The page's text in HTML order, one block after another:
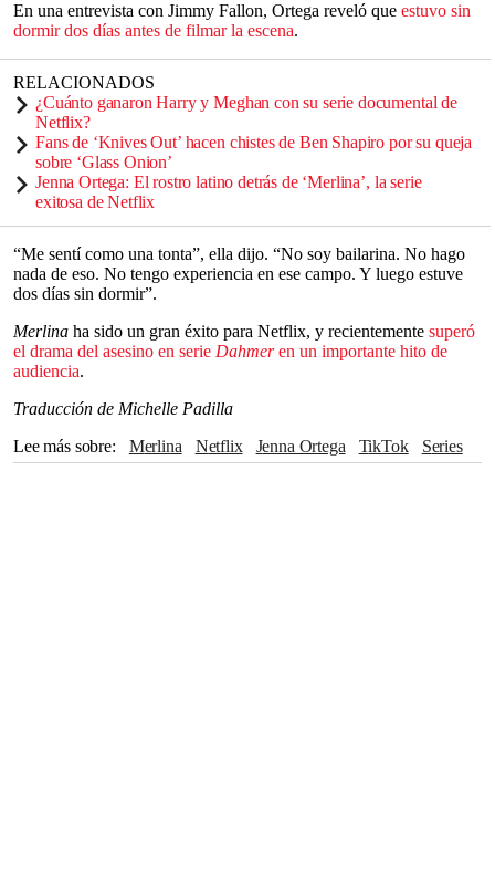
En una entrevista con Jimmy Fallon, Ortega reveló que estuvo sin
dormir dos días antes de filmar la escena.
RELACIONADOS
¿Cuánto ganaron Harry y Meghan con su serie documental de
Netflix?
Fans de ‘Knives Out’ hacen chistes de Ben Shapiro por su queja
sobre ‘Glass Onion’
Jenna Ortega: El rostro latino detrás de ‘Merlina’, la serie
exitosa de Netflix
“Me sentí como una tonta”, ella dijo. “No soy bailarina. No hago
nada de eso. No tengo experiencia en ese campo. Y luego estuve
dos días sin dormir”.
Merlina ha sido un gran éxito para Netflix, y recientemente superó
el drama del asesino en serie Dahmeren un importante hito de
audiencia.
Traducción de Michelle Padilla
Lee más sobre
Merlina Netflix Jenna Ortega TikTok
series